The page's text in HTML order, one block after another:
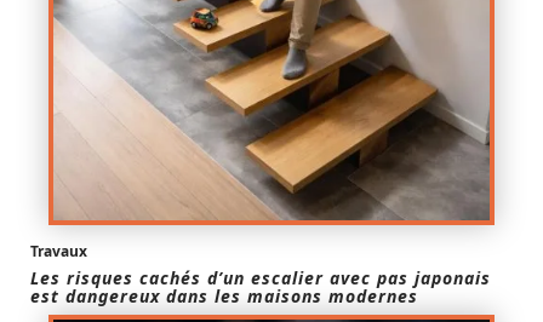
Travaux
Les risques cachés d’un escalier avec pas japonais
est dangereux dans les maisons modernes